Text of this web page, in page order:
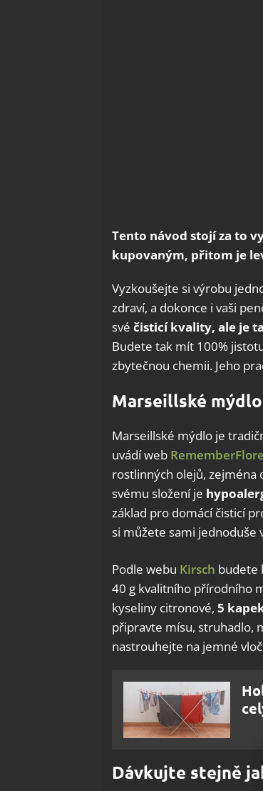
Tento návod stojí za to
kupovaným, přitom je
Vyzkoušejte si výrobu
zdraví, a dokonce i vaši
své čisticí kvality, ale je
Budete tak mít 100%
zbytečnou chemii. Jeho
Marseillské
Marseillské mýdlo je
uvádí web
rostlinných olejů, zejména
svému složení je
základ pro domácí čisticí
si můžete sami jednoduše
Podle webu Kirsch budete
40 g kvalitního přírodního
kyseliny citronové, 5
připravte mísu, struhadlo,
nastrouhejte na jemné
Dávkujte stejně